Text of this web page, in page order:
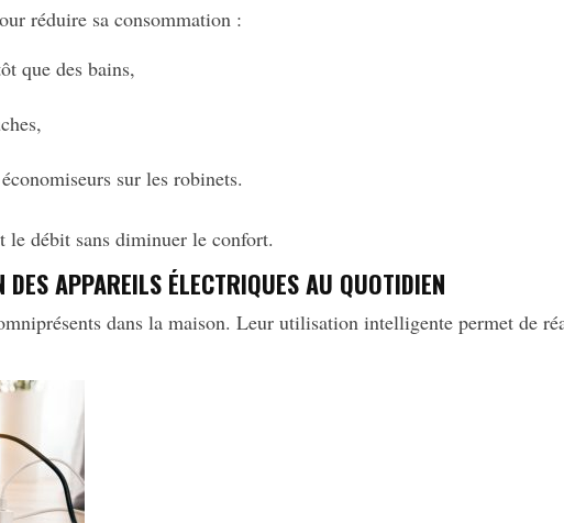
réduire sa consommation :
que des bains,
sur les robinets.
le débit sans diminuer le confort.
APPAREILS ÉLECTRIQUES AU QUOTIDIEN
dans la maison. Leur utilisation intelligente permet de